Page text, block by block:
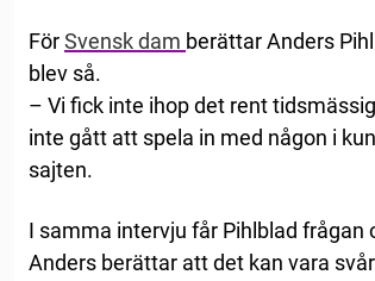
FörSvensk dam berättar Anders
blev så.
– Vi fick inte ihop det rent
inte gått att spela in med någon i
sajten.
I samma intervju får Pihlblad
Anders berättar att det kan vara